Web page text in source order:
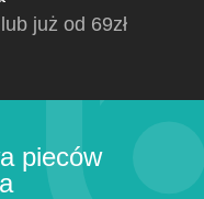
już od 69zł
pieców